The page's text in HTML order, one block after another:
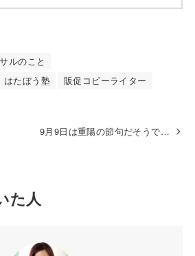
ルのこと
はたぼう塾
販促コピーライター
9月9日は重陽の節句だそうで…
た人